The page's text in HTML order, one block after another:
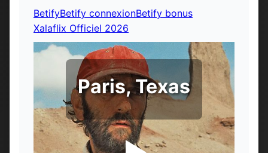
BetifyBetify connexionBetify bonus
Xalaflix Officiel 2026
Paris, Texas